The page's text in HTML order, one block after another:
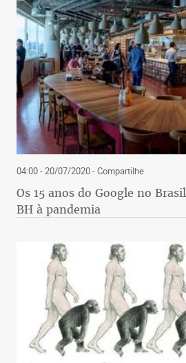
04:00 - 20/07/2020- Compartilhe
Os 15 anos do Google no
BH à pandemia